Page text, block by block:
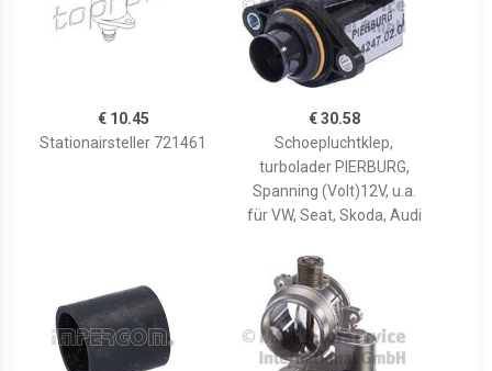
€ 10.45
Stationairsteller 721461
€ 30.58
Schoepluchtklep,
turbolader PIERBURG,
Spanning (Volt)12V, u.a.
für VW, Seat, Skoda, Audi